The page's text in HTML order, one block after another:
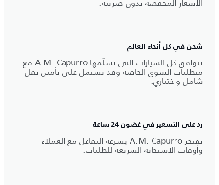
الأسعار المخفّضة بدون ضريبة.
شحن في كل أنحاء العالم
تتوافق كل السيارات التي تسلّمها A.M.‎ Capurro مع
متطلبات السوق الخاصة وقد تشتمل على تأمين نقل
شامل واختياري.
رد على التسعير في غضون 24 ساعة
تفتخر A.M.‎ Capurro بسرعة التفاعل مع العملاء
وأوقات الاستجابة السريعة للطلبات.